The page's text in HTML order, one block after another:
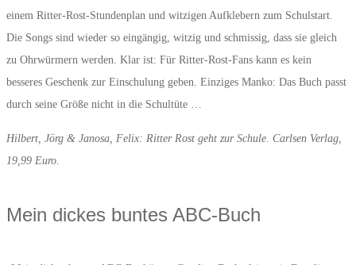
einem Ritter-Rost-Stundenplan und witzigen Aufklebern zum Schulstart.
Die Songs sind wieder so eingängig, witzig und schmissig, dass sie gleich
zu Ohrwürmern werden. Klar ist: Für Ritter-Rost-Fans kann es kein
besseres Geschenk zur Einschulung geben. Einziges Manko: Das Buch passt
durch seine Größe nicht in die Schultüte …
Hilbert, Jörg & Janosa, Felix: Ritter Rost geht zur Schule. Carlsen Verlag,
19,99 Euro.
Mein dickes buntes ABC-Buch